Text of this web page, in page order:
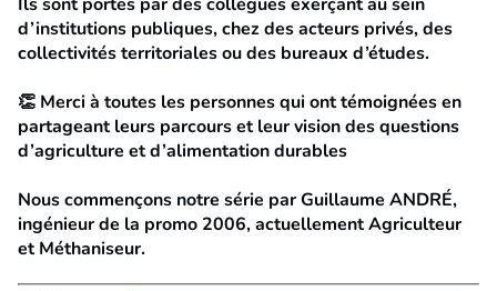
d’institutions publiques, chez des acteurs privés, des
collectivités territoriales ou des bureaux d’études.
👏 Merci à toutes les personnes qui ont témoignées en
partageant leurs parcours et leur vision des questions
d’agriculture et d’alimentation durables
Nous commençons notre série par Guillaume ANDRÉ,
ingénieur de la promo 2006, actuellement Agriculteur
et Méthaniseur.